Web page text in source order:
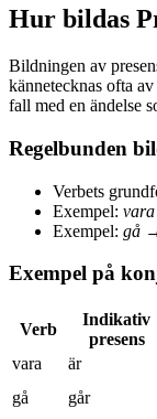
Hur bildas
Bildningen av
kännetecknas ofta
fall med en ändelse
Regelbunden
Verbets
Exempel: vara
Exempel: gå
Exempel på
Verb
Indikativ
presens
vara
är
gå
går